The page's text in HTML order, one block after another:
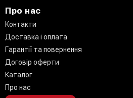
Про нас
Контакти
Доставка і оплата
Гарантії та повернення
Договір оферти
Каталог
Про нас